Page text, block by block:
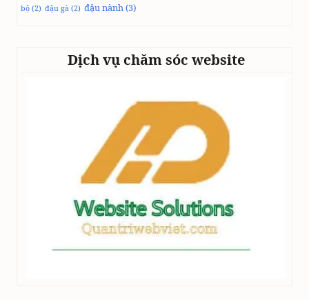
bộ (2) đậu gà (2) đậu nành(3)
Dịch vụ chăm sóc website